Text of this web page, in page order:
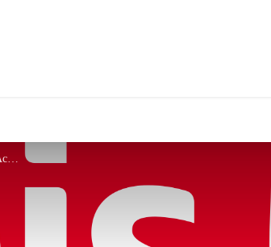
LOGO - Accor